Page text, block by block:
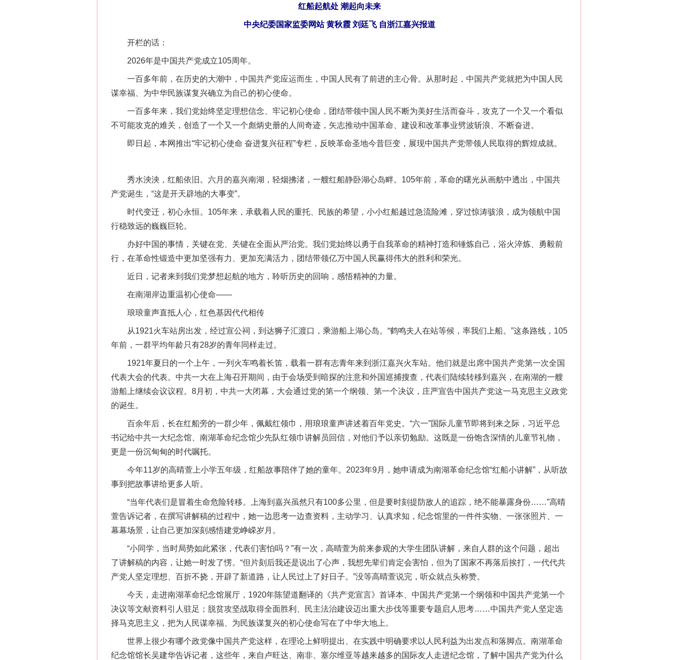
红船起航处 潮起向未来
中央纪委国家监委网站 黄秋霞 刘廷飞 自浙江嘉兴报道
开栏的话：
2026年是中国共产党成立105周年。
一百多年前，在历史的大潮中，中国共产党应运而生，中国人民有了前进的主心骨。从那时起，中国共产党就把为中国人民
谋幸福、为中华民族谋复兴确立为自己的初心使命。
一百多年来，我们党始终坚定理想信念、牢记初心使命，团结带领中国人民不断为美好生活而奋斗，攻克了一个又一个看似
不可能攻克的难关，创造了一个又一个彪炳史册的人间奇迹，矢志推动中国革命、建设和改革事业劈波斩浪、不断奋进。
即日起，本网推出“牢记初心使命 奋进复兴征程”专栏，反映革命圣地今昔巨变，展现中国共产党带领人民取得的辉煌成就。
秀水泱泱，红船依旧。六月的嘉兴南湖，轻烟拂渚，一艘红船静卧湖心岛畔。105年前，革命的曙光从画舫中透出，中国共
产党诞生，“这是开天辟地的大事变”。
时代变迁，初心永恒。105年来，承载着人民的重托、民族的希望，小小红船越过急流险滩，穿过惊涛骇浪，成为领航中国
行稳致远的巍巍巨轮。
办好中国的事情，关键在党、关键在全面从严治党。我们党始终以勇于自我革命的精神打造和锤炼自己，浴火淬炼、勇毅前
行，在革命性锻造中更加坚强有力、更加充满活力，团结带领亿万中国人民赢得伟大的胜利和荣光。
近日，记者来到我们党梦想起航的地方，聆听历史的回响，感悟精神的力量。
在南湖岸边重温初心使命——
琅琅童声直抵人心，红色基因代代相传
从1921火车站房出发，经过宣公祠，到达狮子汇渡口，乘游船上湖心岛。“鹤鸣夫人在站等候，率我们上船。”这条路线，105
年前，一群平均年龄只有28岁的青年同样走过。
1921年夏日的一个上午，一列火车鸣着长笛，载着一群有志青年来到浙江嘉兴火车站。他们就是出席中国共产党第一次全国
代表大会的代表。中共一大在上海召开期间，由于会场受到暗探的注意和外国巡捕搜查，代表们陆续转移到嘉兴，在南湖的一艘
游船上继续会议议程。8月初，中共一大闭幕，大会通过党的第一个纲领、第一个决议，庄严宣告中国共产党这一马克思主义政党
的诞生。
百余年后，长在红船旁的一群少年，佩戴红领巾，用琅琅童声讲述着百年党史。“六一”国际儿童节即将到来之际，习近平总
书记给中共一大纪念馆、南湖革命纪念馆少先队红领巾讲解员回信，对他们予以亲切勉励。这既是一份饱含深情的儿童节礼物，
更是一份沉甸甸的时代嘱托。
今年11岁的高晴萱上小学五年级，红船故事陪伴了她的童年。2023年9月，她申请成为南湖革命纪念馆“红船小讲解”，从听故
事到把故事讲给更多人听。
“当年代表们是冒着生命危险转移。上海到嘉兴虽然只有100多公里，但是要时刻提防敌人的追踪，绝不能暴露身份……”高晴
萱告诉记者，在撰写讲解稿的过程中，她一边思考一边查资料，主动学习、认真求知，纪念馆里的一件件实物、一张张照片、一
幕幕场景，让自己更加深刻感悟建党峥嵘岁月。
“小同学，当时局势如此紧张，代表们害怕吗？”有一次，高晴萱为前来参观的大学生团队讲解，来自人群的这个问题，超出
了讲解稿的内容，让她一时发了愣。“但片刻后我还是说出了心声，我想先辈们肯定会害怕，但为了国家不再落后挨打，一代代共
产党人坚定理想、百折不挠，开辟了新道路，让人民过上了好日子。”没等高晴萱说完，听众就点头称赞。
今天，走进南湖革命纪念馆展厅，1920年陈望道翻译的《共产党宣言》首译本、中国共产党第一个纲领和中国共产党第一个
决议等文献资料引人驻足；脱贫攻坚战取得全面胜利、民主法治建设迈出重大步伐等重要专题启人思考……中国共产党人坚定选
择马克思主义，把为人民谋幸福、为民族谋复兴的初心使命写在了中华大地上。
世界上很少有哪个政党像中国共产党这样，在理论上鲜明提出、在实践中明确要求以人民利益为出发点和落脚点。南湖革命
纪念馆馆长吴建华告诉记者，这些年，来自卢旺达、南非、塞尔维亚等越来越多的国际友人走进纪念馆，了解中国共产党为什么